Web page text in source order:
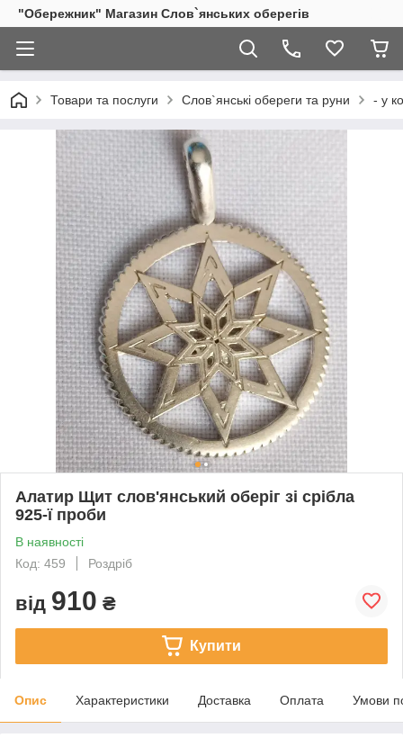
"Обережник" Магазин Слов`янських оберегів
Товари та послуги Слов`янські обереги та руни - у
Алатир Щит слов'янський оберіг зі срібла
925-ї проби
В наявності
Код: 459
Роздріб
від 910 ₴
Купити
Опис Характеристики Доставка Оплата Умови